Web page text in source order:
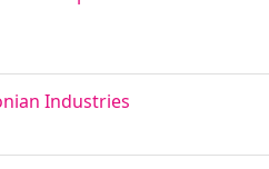
Industries